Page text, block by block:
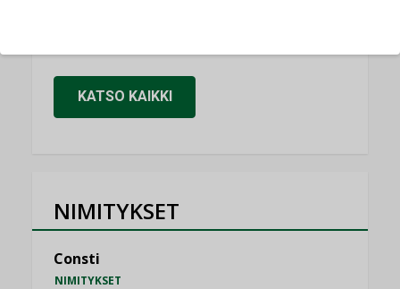
KATSO KAIKKI
NIMITYKSET
Consti
NIMITYKSET